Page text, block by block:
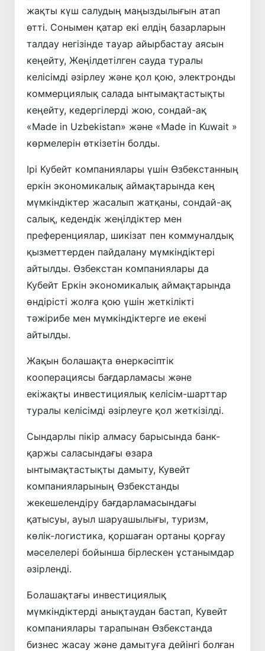
жақты күш салудың маңыздылығын атап
өтті. Сонымен қатар екі елдің базарларын
талдау негізінде тауар айырбастау аясын
кеңейту, Жеңілдетілген сауда туралы
келісімді әзірлеу және қол қою, электронды
коммерциялық салада ынтымақтастықты
кеңейту, кедергілерді жою, сондай-ақ
«Made in Uzbekistan» және «Made in Kuwait »
көрмелерін өткізетін болды.
Ірі Кубейт компаниялары үшін Өзбекстанның
еркін экономикалық аймақтарында кең
мүмкіндіктер жасалып жатқаны, сондай-ақ
салық, кедендік жеңілдіктер мен
преференциялар, шикізат пен коммуналдық
қызметтерден пайдалану мүмкіндіктері
айтылды. Өзбекстан компаниялары да
Кубейт Еркін экономикалық аймақтарында
өндірісті жолға қою үшін жеткілікті
тәжірибе мен мүмкіндіктерге ие екені
айтылды.
Жақын болашақта өнеркәсіптік
кооперациясы бағдарламасы және
екіжақты инвестициялық келісім-шарттар
туралы келісімді әзірлеуге қол жеткізілді.
Сындарлы пікір алмасу барысында банк-
қаржы саласындағы өзара
ынтымақтастықты дамыту, Кувейт
компанияларының Өзбекстанды
жекешелендіру бағдарламасындағы
қатысуы, ауыл шаруашылығы, туризм,
көлік-логистика, қоршаған ортаны қорғау
мәселелері бойынша бірлескен ұстанымдар
әзірленді.
Болашақтағы инвестициялық
мүмкіндіктерді анықтаудан бастап, Кувейт
компаниялары тарапынан Өзбекстанда
бизнес жасау және дамытуға дейінгі болған